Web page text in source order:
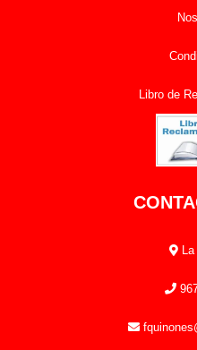
Libro de